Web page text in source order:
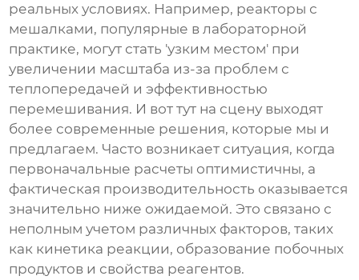
реальных условиях. Например, реакторы с
мешалками, популярные в лабораторной
практике, могут стать 'узким местом' при
увеличении масштаба из-за проблем с
теплопередачей и эффективностью
перемешивания. И вот тут на сцену выходят
более современные решения, которые мы и
предлагаем. Часто возникает ситуация, когда
первоначальные расчеты оптимистичны, а
фактическая производительность оказывается
значительно ниже ожидаемой. Это связано с
неполным учетом различных факторов, таких
как кинетика реакции, образование побочных
продуктов и свойства реагентов.